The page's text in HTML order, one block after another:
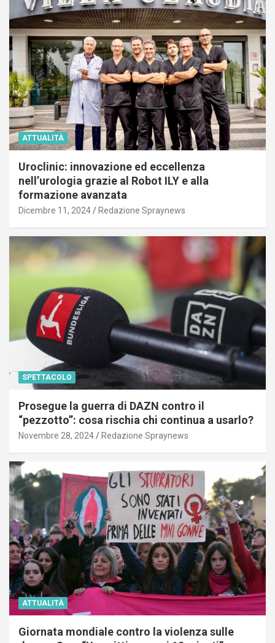
ATTUALITÀ
Uroclinic: innovazione ed eccellenza
nell’urologia grazie al Robot ILY e alla
formazione avanzata
Dicembre 11, 2024 Redazione Spraynews
SPETTACOLO
Prosegue la guerra di DAZN contro il
“pezzotto”: cosa rischia chi continua a usarlo?
Novembre 28, 2024 Redazione Spraynews
ATTUALITÀ
Giornata mondiale contro la violenza sulle